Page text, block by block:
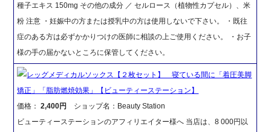
種子エキス 150mg その他の成分 ／ セルロース（植物性カプセル）、米
粉 注意 ・妊娠中の方または授乳中の方は使用しないで下さい。 ・既往
症のある方は必ずかかりつけの医師に相談の上ご使用ください。 ・お子
様の手の届かないところに保管してください。
レッグメディカルソックス【２枚セット】 寝ている間に「着圧美脚
矯正」「脂肪燃焼効果」【ビューティーステーション】
価格：2,400円
ショップ名：Beauty Station
ビューティーステーションのアフィリエイター様へ 当店は、8 000円以